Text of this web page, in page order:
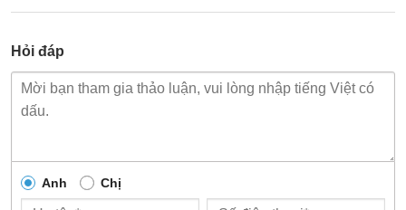
Hỏi đáp
Anh Chị